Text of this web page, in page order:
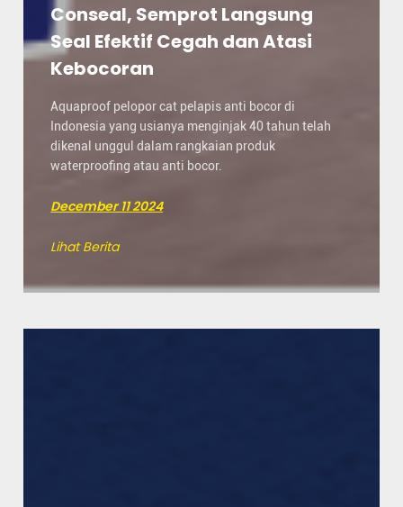
Conseal, Semprot Langsung
Seal Efektif Cegah dan Atasi
Kebocoran
Aquaproof pelopor cat pelapis anti bocor di
Indonesia yang usianya menginjak 40 tahun telah
dikenal unggul dalam rangkaian produk
waterproofing atau anti bocor.
December 11 2024
Lihat Berita